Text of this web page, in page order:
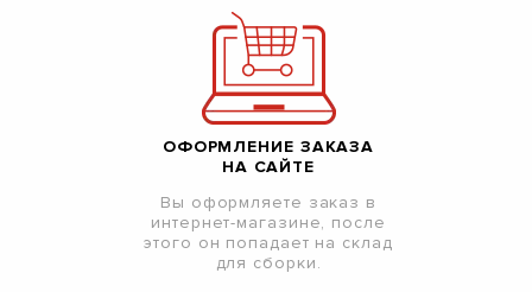
ОФОРМЛЕНИЕ ЗАКАЗА
НА САЙТЕ
Вы оформляете заказ в
интернет-магазине, после
этого он попадает на склад
для сборки.